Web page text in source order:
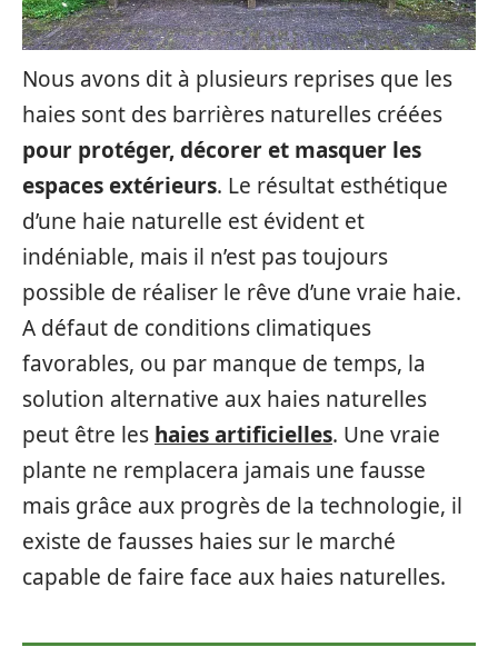
Nous avons dit à plusieurs reprises que les
haies sont des barrières naturelles créées
pour protéger, décorer et masquer les
espaces extérieurs. Le résultat esthétique
d’une haie naturelle est évident et
indéniable, mais il n’est pas toujours
possible de réaliser le rêve d’une vraie haie.
A défaut de conditions climatiques
favorables, ou par manque de temps, la
solution alternative aux haies naturelles
peut être les haies artificielles. Une vraie
plante ne remplacera jamais une fausse
mais grâce aux progrès de la technologie, il
existe de fausses haies sur le marché
capable de faire face aux haies naturelles.